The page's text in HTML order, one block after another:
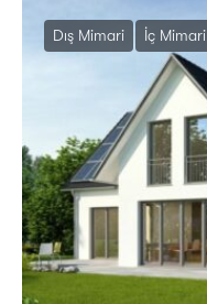
Dış Mimari İç Mimari